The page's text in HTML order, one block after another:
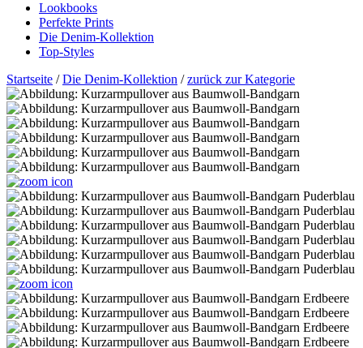
Lookbooks
Perfekte Prints
Die Denim-Kollektion
Top-Styles
Startseite /Die Denim-Kollektion /zurück zur Kategorie